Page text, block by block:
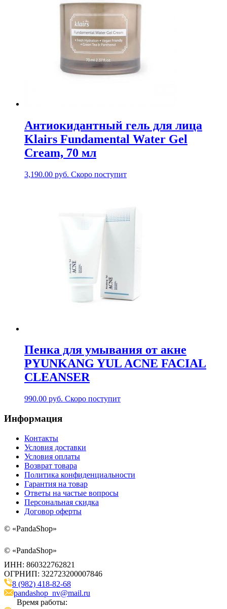
Антиокидантный гель для лица
Klairs Fundamental Water Gel
Cream, 70 мл
3,190.00 руб. Скоро поступит
Пенка для умывания от акне
PYUNKANG YUL ACNE FACIAL
CLEANSER
990.00 руб. Скоро поступит
Информация
Контакты
Условия доставки
Условия оплаты
Возврат товара
Политика конфиденциальности
Гарантия на товар
Ответы на частые вопросы
Персональная скидка
Договор оферты
© «PandaShop»
© «PandaShop»
ИНН: 860322762821
ОГРНИП: 322723200007846
8 (982) 418-82-68
pandashop_nv@mail.ru
Время работы: